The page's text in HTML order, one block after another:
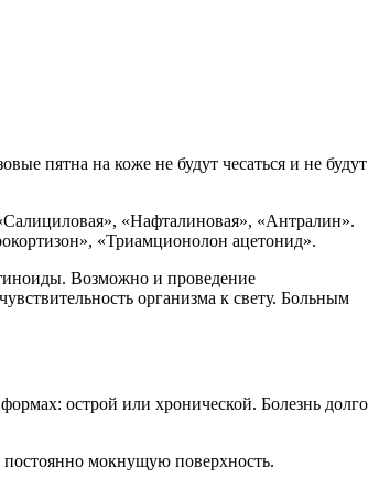
пятна на коже не будут чесаться и не будут
«Нафталиновая», «Антралин».
«Триамционолон ацетонид».
Возможно и проведение
организма к свету. Больным
острой или хронической. Болезнь долго
мокнущую поверхность.